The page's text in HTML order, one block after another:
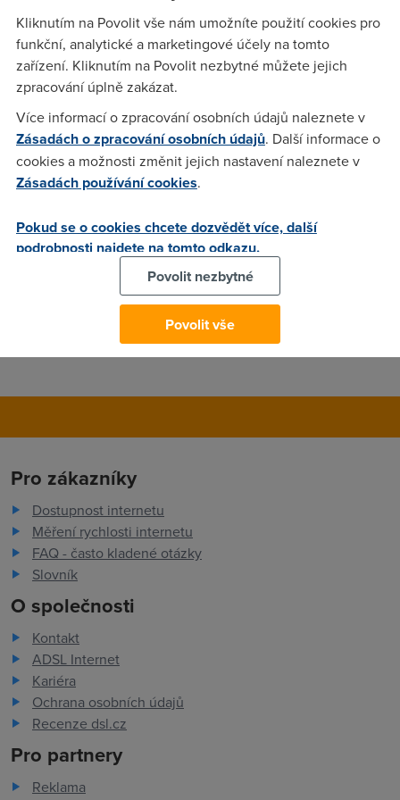
regulačním úřadem, přituhuje. Agentura FCC plánuje
slyšení, které bude nejen rozhodovat o tom, jaké poplatky
budou nadále uživatelé platit ve chvíli, kdy se rozhodnou
vypovědět smlouvu před vypršením platnosti, ale mělo by
nečekaně zahrnovat i podobné poplatky u internetových a
kabelových poskytovatelů.
delco(22.7.2008 09:12:36)
ale zda se mi naprosto bezne, ze se poplatek za zruseni
pocita pomernou castkou podle poctu zbyvajicich mesicu... I
kdyz bez zavazku zni velmi dobre... Na druhou stranu... Bez
zavazku by si asi zadna firma nic moc nevydelala, pac by
zacal obrovskej konkurencni boj... To by snad i TO/2
zlevnila... A uz by bylo na case...
Pro zákazníky
Dostupnost internetu
Měření rychlosti internetu
FAQ - často kladené otázky
Slovník
O společnosti
Kontakt
ADSL Internet
Kariéra
Ochrana osobních údajů
Recenze dsl.cz
Pro partnery
Reklama
Kliknutím na Povolit vše nám umožníte použití cookies pro
funkční, analytické a marketingové účely na tomto
zařízení. Kliknutím na Povolit nezbytné můžete jejich
zpracování úplně zakázat.
Více informací o zpracování osobních údajů naleznete v
Zásadách o zpracování osobních údajů. Další informace o
cookies a možnosti změnit jejich nastavení naleznete v
Zásadách používání cookies.
Pokud se o cookies chcete dozvědět více, další
podrobnosti najdete na tomto odkazu.
Povolit nezbytné
Povolit vše